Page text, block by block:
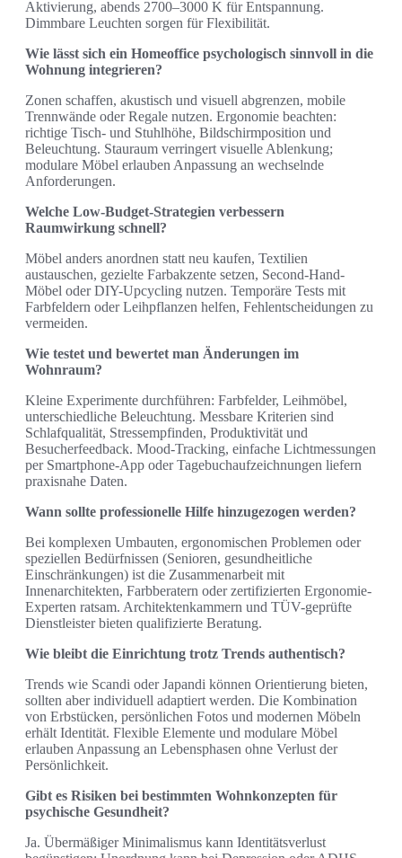
Aktivierung, abends 2700–3000 K für Entspannung.
Dimmbare Leuchten sorgen für Flexibilität.
Wie lässt sich ein Homeoffice psychologisch sinnvoll in die
Wohnung integrieren?
Zonen schaffen, akustisch und visuell abgrenzen, mobile
Trennwände oder Regale nutzen. Ergonomie beachten:
richtige Tisch- und Stuhlhöhe, Bildschirmposition und
Beleuchtung. Stauraum verringert visuelle Ablenkung;
modulare Möbel erlauben Anpassung an wechselnde
Anforderungen.
Welche Low-Budget-Strategien verbessern
Raumwirkung schnell?
Möbel anders anordnen statt neu kaufen, Textilien
austauschen, gezielte Farbakzente setzen, Second-Hand-
Möbel oder DIY-Upcycling nutzen. Temporäre Tests mit
Farbfeldern oder Leihpflanzen helfen, Fehlentscheidungen zu
vermeiden.
Wie testet und bewertet man Änderungen im
Wohnraum?
Kleine Experimente durchführen: Farbfelder, Leihmöbel,
unterschiedliche Beleuchtung. Messbare Kriterien sind
Schlafqualität, Stressempfinden, Produktivität und
Besucherfeedback. Mood-Tracking, einfache Lichtmessungen
per Smartphone-App oder Tagebuchaufzeichnungen liefern
praxisnahe Daten.
Wann sollte professionelle Hilfe hinzugezogen werden?
Bei komplexen Umbauten, ergonomischen Problemen oder
speziellen Bedürfnissen (Senioren, gesundheitliche
Einschränkungen) ist die Zusammenarbeit mit
Innenarchitekten, Farbberatern oder zertifizierten Ergonomie-
Experten ratsam. Architektenkammern und TÜV-geprüfte
Dienstleister bieten qualifizierte Beratung.
Wie bleibt die Einrichtung trotz Trends authentisch?
Trends wie Scandi oder Japandi können Orientierung bieten,
sollten aber individuell adaptiert werden. Die Kombination
von Erbstücken, persönlichen Fotos und modernen Möbeln
erhält Identität. Flexible Elemente und modulare Möbel
erlauben Anpassung an Lebensphasen ohne Verlust der
Persönlichkeit.
Gibt es Risiken bei bestimmten Wohnkonzepten für
psychische Gesundheit?
Ja. Übermäßiger Minimalismus kann Identitätsverlust